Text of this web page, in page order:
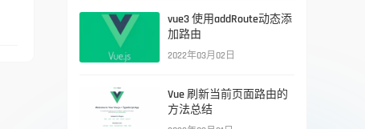
vue3 使用addRoute动态添
加路由
2022年03月02日
Vue 刷新当前页面路由的
方法总结